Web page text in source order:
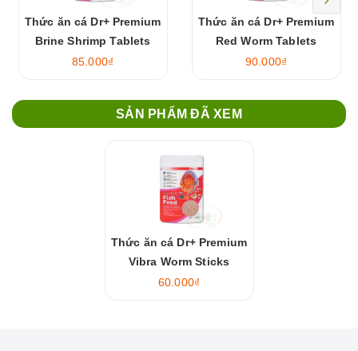
Thức ăn cá Dr+ Premium
Brine Shrimp Tablets
85.000₫
Thức ăn cá Dr+ Premium
Red Worm Tablets
90.000₫
SẢN PHẨM ĐÃ XEM
Thức ăn cá Dr+ Premium
Vibra Worm Sticks
60.000₫